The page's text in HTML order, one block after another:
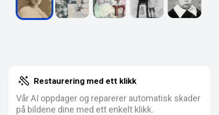
Restaurering med ett klikk
Vår AI oppdager og reparerer automatisk skader
på bildene dine med ett enkelt klikk.